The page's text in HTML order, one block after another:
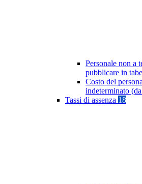
Personale non a
pubblicare in
Costo del
indeterminato
Tassi di assenza 18